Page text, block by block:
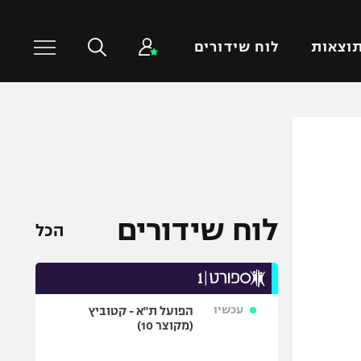
תוצאות לוח שידורים
שחייה
ג'ודו
ספורט אולימפי
לוח שידורים הכל
עכשיו
הפועל ת"א - קטוביץ
(מקוצר 10)